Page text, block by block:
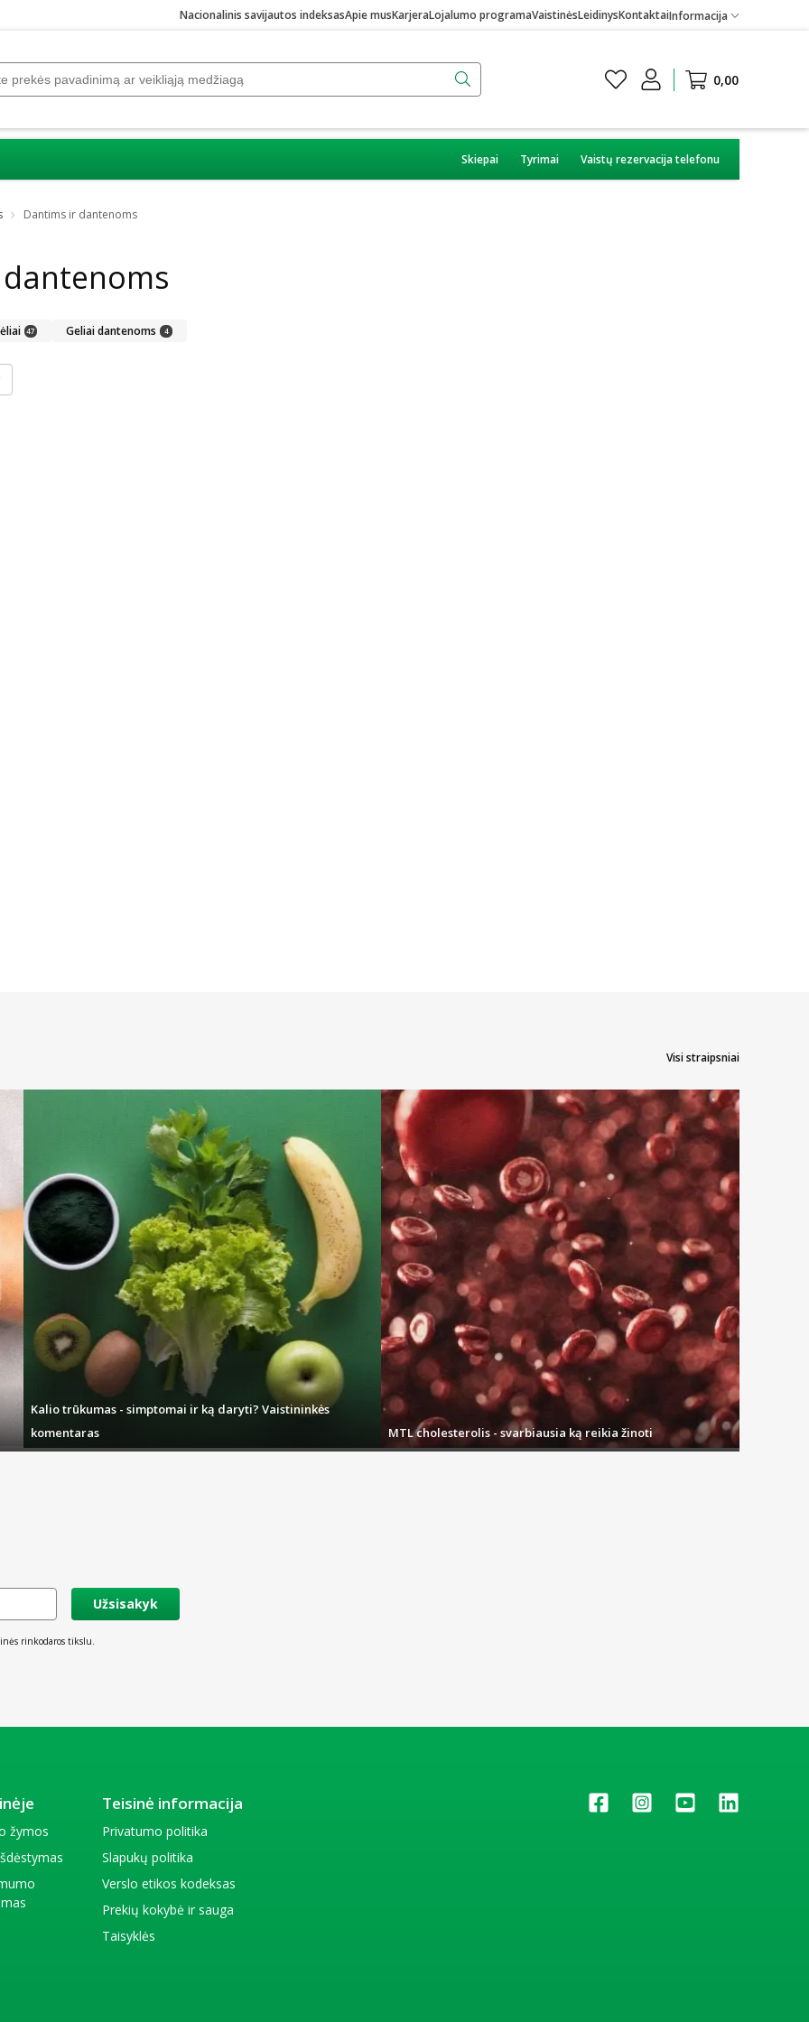
Nacionalinis savijautos indeksasApie musKarjeraLojalumo programaVaistinėsLeidinysKontaktaiInformacija
0,00
Skiepai Tyrimai Vaistų rezervacija telefonu
Dantims ir dantenoms
47 Geliai dantenoms 4
Visi straipsniai
Kalio trūkumas - simptomai ir ką daryti? Vaistininkės
komentaras
MTL cholesterolis - svarbiausia ką reikia žinoti
Užsisakyk
rinkodaros tikslu.
žymos
Teisinė informacija
Privatumo politika
Slapukų politika
Verslo etikos kodeksas
Prekių kokybė ir sauga
Taisyklės